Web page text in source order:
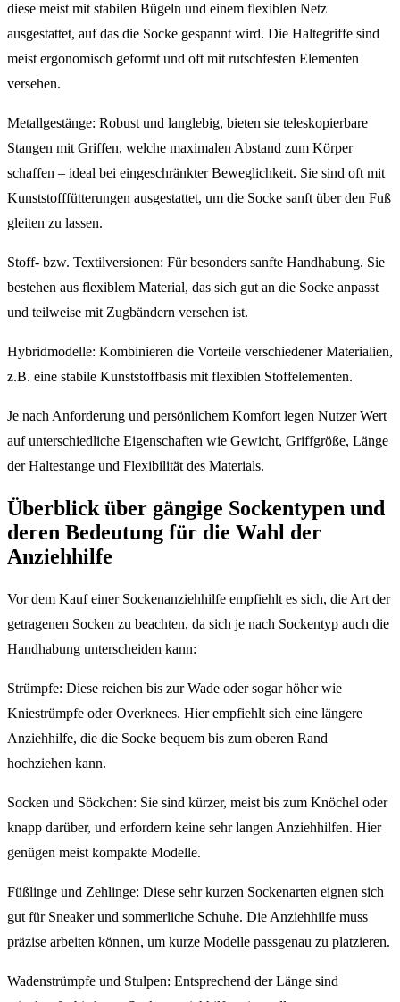
diese meist mit stabilen Bügeln und einem flexiblen Netz
ausgestattet, auf das die Socke gespannt wird. Die Haltegriffe sind
meist ergonomisch geformt und oft mit rutschfesten Elementen
versehen.
Metallgestänge: Robust und langlebig, bieten sie teleskopierbare
Stangen mit Griffen, welche maximalen Abstand zum Körper
schaffen – ideal bei eingeschränkter Beweglichkeit. Sie sind oft mit
Kunststofffütterungen ausgestattet, um die Socke sanft über den Fuß
gleiten zu lassen.
Stoff- bzw. Textilversionen: Für besonders sanfte Handhabung. Sie
bestehen aus flexiblem Material, das sich gut an die Socke anpasst
und teilweise mit Zugbändern versehen ist.
Hybridmodelle: Kombinieren die Vorteile verschiedener Materialien,
z.B. eine stabile Kunststoffbasis mit flexiblen Stoffelementen.
Je nach Anforderung und persönlichem Komfort legen Nutzer Wert
auf unterschiedliche Eigenschaften wie Gewicht, Griffgröße, Länge
der Haltestange und Flexibilität des Materials.
Überblick über gängige Sockentypen und
deren Bedeutung für die Wahl der
Anziehhilfe
Vor dem Kauf einer Sockenanziehhilfe empfiehlt es sich, die Art der
getragenen Socken zu beachten, da sich je nach Sockentyp auch die
Handhabung unterscheiden kann:
Strümpfe: Diese reichen bis zur Wade oder sogar höher wie
Kniestrümpfe oder Overknees. Hier empfiehlt sich eine längere
Anziehhilfe, die die Socke bequem bis zum oberen Rand
hochziehen kann.
Socken und Söckchen: Sie sind kürzer, meist bis zum Knöchel oder
knapp darüber, und erfordern keine sehr langen Anziehhilfen. Hier
genügen meist kompakte Modelle.
Füßlinge und Zehlinge: Diese sehr kurzen Sockenarten eignen sich
gut für Sneaker und sommerliche Schuhe. Die Anziehhilfe muss
präzise arbeiten können, um kurze Modelle passgenau zu platzieren.
Wadenstrümpfe und Stulpen: Entsprechend der Länge sind